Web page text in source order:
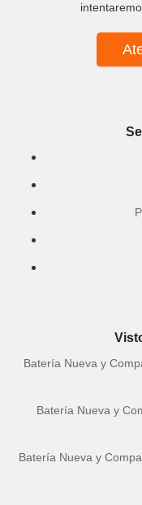
Batería Nueva y
Batería Nueva y
Batería Nueva y